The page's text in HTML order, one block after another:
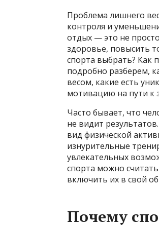
Проблема лишнего
контроля и
отдых — это не
здоровье, повысить
спорта выбрать? Как
подробно разберем,
весом, какие есть
мотивацию на пути к
Часто бывает, что
не видит
вид физической
изнурительные
увлекательных
спорта можно
включить их в свой
Почему